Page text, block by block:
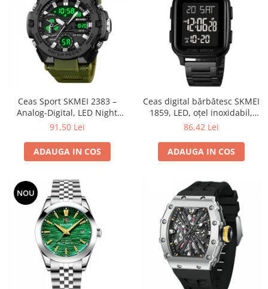
Ceas Sport SKMEI 2383 –
Analog-Digital, LED Night
Light, Cronometru, Calendar,
Time, Shockproof
91,50 Lei
ADAUGA IN COS
Ceas digital bărbătesc SKMEI
1859, LED, oțel inoxidabil,
waterproof 5ATM
86,42 Lei
ADAUGA IN COS
NOU